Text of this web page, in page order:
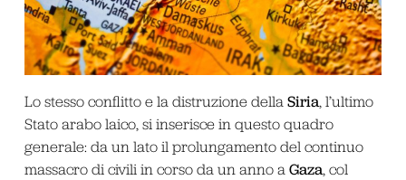
Lo stesso conflitto e la distruzione della Siria, l’ultimo
Stato arabo laico, si inserisce in questo quadro
generale: da un lato il prolungamento del continuo
massacro di civili in corso da un anno a Gaza, col